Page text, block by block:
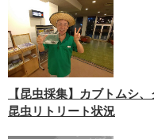
【昆虫採集】カブトムシ
昆虫リトリート状況